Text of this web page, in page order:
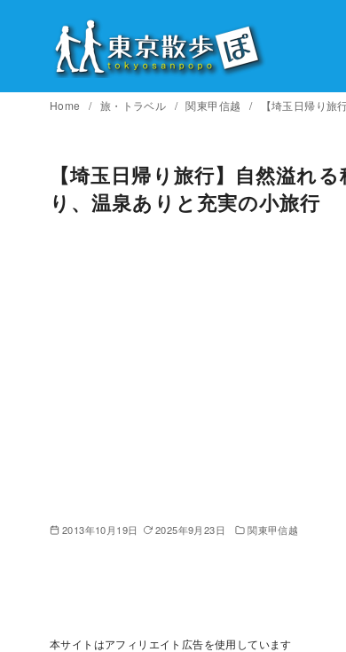
Home 旅・トラベル 関東甲信越 【埼玉日帰り
【埼玉日帰り旅行】自然溢れ
り、温泉ありと充実の小旅行
2013年10月19日 2025年9月23日 関東甲信越
本サイトはアフィリエイト広告を使用しています